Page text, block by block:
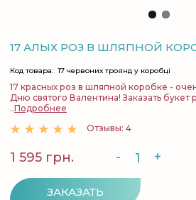
17 АЛЫХ РОЗ В ШЛЯПНОЙ
Код товара: 17 червоних троянд у коробці
17 красных роз в шляпной коробке -
Дню святого Валентина! Заказать
..Подробнее
Отзывы: 4
1 595 грн. - +
ЗАКАЗАТЬ